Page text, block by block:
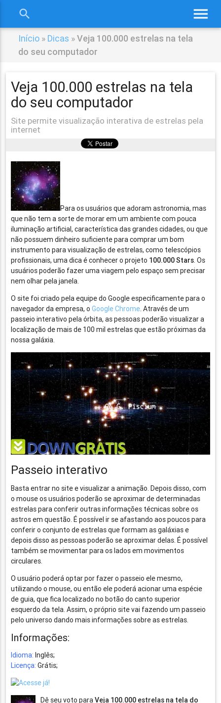
menu
search
Início » Dicas »Veja 100.000 estrelas na tela
do seu computador
Veja 100.000 estrelas na tela
do seu computador
Site permite visualização interativa de estrelas pela
internet
Para os usuários que adoram astronomia, mas
que não tem a sorte de morar em um ambiente com pouca
iluminação artificial, característica das grandes cidades, ou que
não possuem dinheiro suficiente para comprar um bom
instrumento para visualização de estrelas, como telescópios
profissionais, uma dica é conhecer o projeto 100.000 Stars. Os
usuários poderão fazer uma viagem pelo espaço sem precisar
nem olhar pela janela.
O site foi criado pela equipe do Google especificamente para o
navegador da empresa, oGoogle Chrome. Através de um
passeio interativo pela órbita, as pessoas poderão visualizar a
localização de mais de 100 mil estrelas que estão próximas da
nossa galáxia.
Passeio interativo
Basta entrar no site e visualizar a animação. Depois disso, com
o mouse os usuários poderão se aproximar de determinadas
estrelas para conferir outras informações técnicas sobre os
astros em questão. É possível ir se afastando aos poucos para
conferir o conjunto de estrelas que formam as galáxias e
depois disso as pessoas poderão se aproximar delas. É possível
também se movimentar para os lados em movimentos
circulares.
O usuário poderá optar por fazer o passeio ele mesmo,
utilizando o mouse, ou então ele poderá acionar uma espécie
de guia, que fica localizado no botão do canto superior
esquerdo da tela. Assim, o próprio site vai fazendo um passeio
pelo universo dando mais informações sobre as estrelas.
Informações:
Idioma: Inglês;
Licença: Grátis;
Dê seu voto paraVeja 100.000 estrelas na tela do